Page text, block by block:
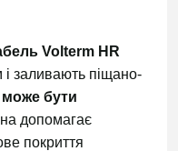
Volterm HR
заливають піщано-
бути
допомагає
покриття